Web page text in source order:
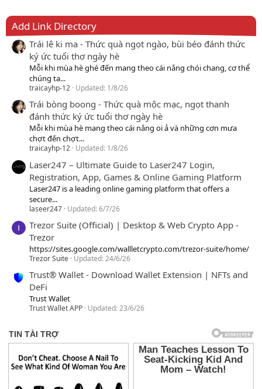
Add Link Directory
Trái lê ki ma - Thức quà ngọt ngào, bùi béo đánh thức
ký ức tuổi thơ ngày hè
Mỗi khi mùa hè ghé đến mang theo cái nắng chói chang, cơ thể
chúng ta...
traicayhp-12 Updated: 1/8/26
Trái bòng boong - Thức quà mộc mạc, ngọt thanh
đánh thức ký ức tuổi thơ ngày hè
Mỗi khi mùa hè mang theo cái nắng oi ả và những cơn mưa
chợt đến chợt...
traicayhp-12 Updated: 1/8/26
Laser247 – Ultimate Guide to Laser247 Login,
Registration, App, Games & Online Gaming Platform
Laser247 is a leading online gaming platform that offers a
secure...
laseer247 Updated:6/7/26
Trezor Suite (Official) | Desktop & Web Crypto App -
Trezor
https://sites.google.com/wallletcrypto.com/trezor-suite/home/
Trezor Suite Updated:24/6/26
Trust® Wallet - Download Wallet Extension | NFTs and
DeFi
Trust Wallet
Trust Wallet APP Updated:23/6/26